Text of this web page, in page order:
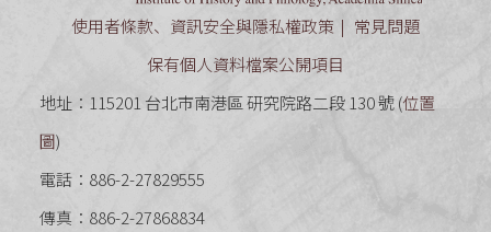
使用者條款、資訊安全與隱私權政策
常見問題
保有個人資料檔案公開項目
地址：115201 台北市南港區 研究院路二段 130 號 (位置
圖)
電話：886-2-27829555
傳真：886-2-27868834